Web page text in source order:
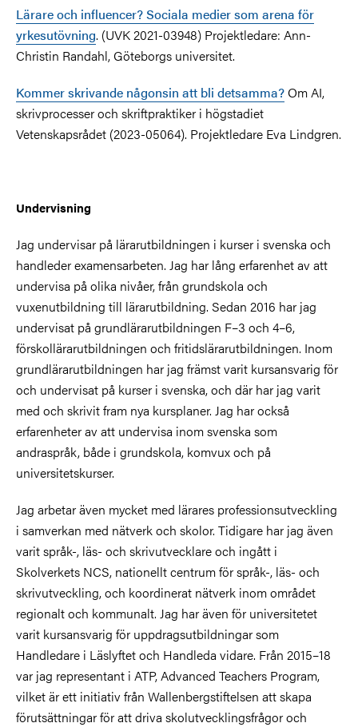
Lärare och influencer? Sociala medier som arena för
yrkesutövning. (UVK 2021-03948) Projektledare: Ann-
Christin Randahl, Göteborgs universitet.
Kommer skrivande någonsin att bli detsamma?Om AI,
skrivprocesser och skriftpraktiker i högstadiet
Vetenskapsrådet (2023-05064). Projektledare Eva Lindgren.
Undervisning
Jag undervisar på lärarutbildningen i kurser i svenska och
handleder examensarbeten. Jag har lång erfarenhet av att
undervisa på olika nivåer, från grundskola och
vuxenutbildning till lärarutbildning. Sedan 2016 har jag
undervisat på grundlärarutbildningen F–3 och 4–6,
förskollärarutbildningen och fritidslärarutbildningen. Inom
grundlärarutbildningen har jag främst varit kursansvarig för
och undervisat på kurser i svenska, och där har jag varit
med och skrivit fram nya kursplaner. Jag har också
erfarenheter av att undervisa inom svenska som
andraspråk, både i grundskola, komvux och på
universitetskurser.
Jag arbetar även mycket med lärares professionsutveckling
i samverkan med nätverk och skolor. Tidigare har jag även
varit språk-, läs- och skrivutvecklare och ingått i
Skolverkets NCS, nationellt centrum för språk-, läs- och
skrivutveckling, och koordinerat nätverk inom området
regionalt och kommunalt. Jag har även för universitetet
varit kursansvarig för uppdragsutbildningar som
Handledare i Läslyftet och Handleda vidare. Från 2015–18
var jag representant i ATP, Advanced Teachers Program,
vilket är ett initiativ från Wallenbergstiftelsen att skapa
förutsättningar för att driva skolutvecklingsfrågor och